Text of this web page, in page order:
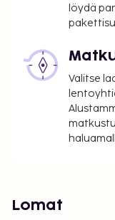
löydä
Valitse
Lomat